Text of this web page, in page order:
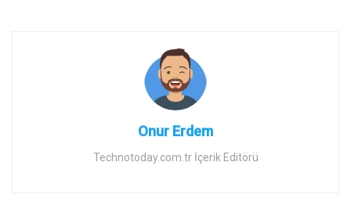
Onur Erdem
Technotoday.com.tr İçerik Editörü